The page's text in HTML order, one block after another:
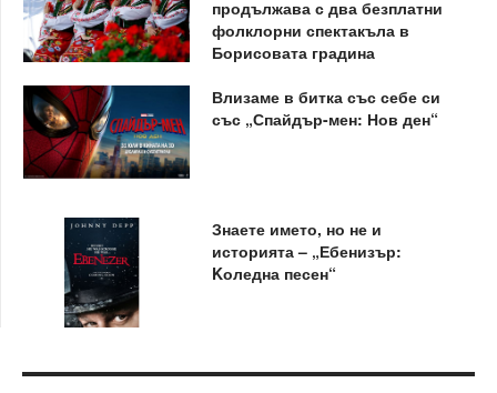
продължава с два безплатни
фолклорни спектакъла в
Борисовата градина
Влизаме в битка със себе си
със „Спайдър-мен: Нов ден“
Знаете името, но не и
историята – „Ебенизър:
Kоледна песен“